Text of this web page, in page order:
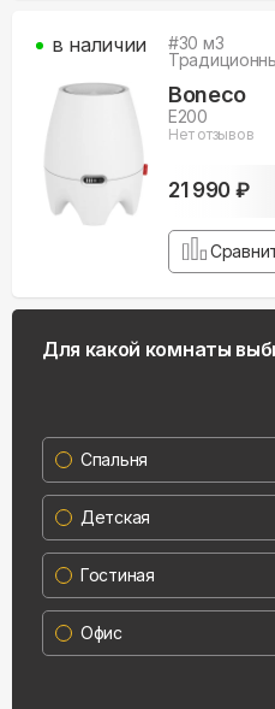
#30 м3
Boneco
E200
Нет отзывов
21 990 ₽
в наличии
Для какой комнаты
Спальня
Детская
Гостиная
Офис